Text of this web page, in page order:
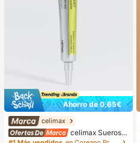
Ahorro de 0,65€
celimax
celimax Sueros y
tratamiento facial